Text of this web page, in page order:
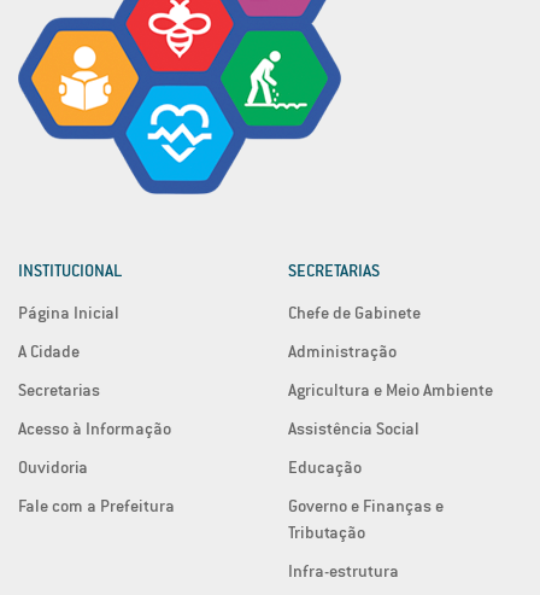
INSTITUCIONAL
Página Inicial
A Cidade
Secretarias
Acesso à Informação
Ouvidoria
Fale com a Prefeitura
SECRETARIAS
Chefe de Gabinete
Administração
Agricultura e Meio Ambiente
Assistência Social
Educação
Governo e Finanças e
Tributação
Infra-estrutura